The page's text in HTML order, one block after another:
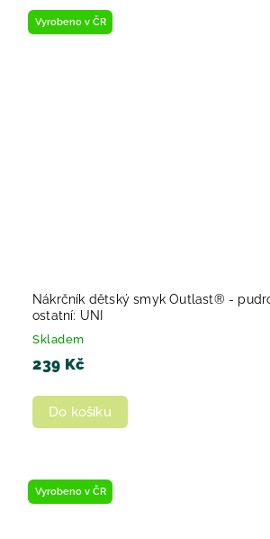
Vyrobeno v ČR
Nákrčník dětský smyk Outlast® -
ostatní: UNI
Skladem
239 Kč
Do košíku
Vyrobeno v ČR